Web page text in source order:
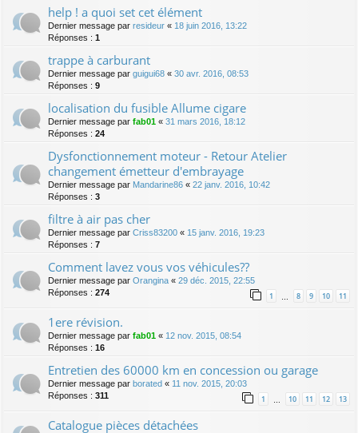
help ! a quoi set cet élément
Dernier message par resideur « 18 juin 2016, 13:22
Réponses : 1
trappe à carburant
Dernier message par guigui68 « 30 avr. 2016, 08:53
Réponses : 9
localisation du fusible Allume cigare
Dernier message par fab01 « 31 mars 2016, 18:12
Réponses : 24
Dysfonctionnement moteur - Retour Atelier
changement émetteur d'embrayage
Dernier message par Mandarine86 « 22 janv. 2016, 10:42
Réponses : 3
filtre à air pas cher
Dernier message par Criss83200 « 15 janv. 2016, 19:23
Réponses : 7
Comment lavez vous vos véhicules??
Dernier message par Orangina « 29 déc. 2015, 22:55
Réponses : 274 1 8 9 10 11
1ere révision.
Dernier message par fab01 « 12 nov. 2015, 08:54
Réponses : 16
Entretien des 60000 km en concession ou garage
Dernier message par borated « 11 nov. 2015, 20:03
Réponses : 311 1 10 11 12 13
Catalogue pièces détachées